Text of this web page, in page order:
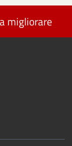
migliorare